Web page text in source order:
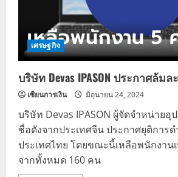
เศรษฐกิจ
บริษัท Devas IPASON ประกาศล้ม
เซียนการเงิน มิถุนายน 24, 2024
บริษัท Devas IPASON ผู้จัดจำหน่าย
ชื่อดังจากประเทศจีน ประกาศยุติการ
ประเทศไทย โดยขณะนี้เหลือพนักงาน
จากทั้งหมด 160 คน